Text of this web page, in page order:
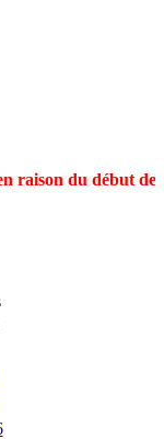
raison du début